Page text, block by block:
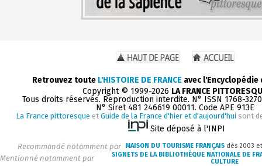
Retrouvez toute L'HISTOIRE DE FRANCE avec
Copyright © 1999-2026 LA FRANCE
Tous droits réservés. Reproduction interdite. N° ISSN 1768-
N° Siret 481 246619 00011. Code APE 913E
La France pittoresque et Guide de la France d'hier et d'aujourd'hui sont
Site déposé à l'INPI
Recommandé notamment par MAISON DU TOURISME FRANÇAIS dès 2003
Mentionné notamment par
SIGNETS DE LA BIBLIOTHÈQUE NATIONALE DE
CULTURE